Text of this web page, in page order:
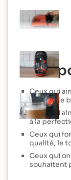
Idéal
Ceux qui
variété de
Ceux qui
à la
Ceux qui
qualité, le
Ceux qui
souhaitent